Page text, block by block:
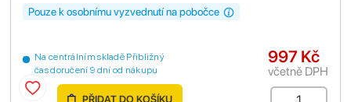
Na centrálním skladě Přibližný
čas doručení 9 dní od nákupu
Pouze k osobnímu vyzvednutí na pobočce
997 Kč
včetně DPH
PŘIDAT DO KOŠÍKU